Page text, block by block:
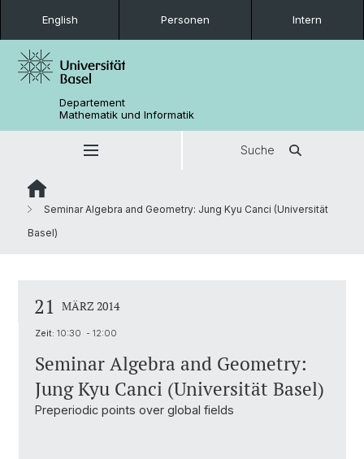
English Personen Intern
Departement
Mathematik und Informatik
Suche
Seminar Algebra and Geometry: Jung Kyu Canci (Universität
Basel)
21 MÄRZ 2014
Zeit: 10:30 - 12:00
Seminar Algebra and Geometry:
Jung Kyu Canci (Universität Basel)
Preperiodic points over global fields